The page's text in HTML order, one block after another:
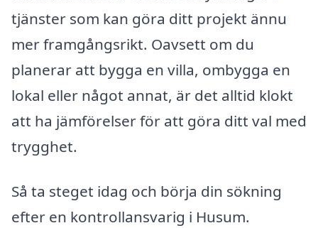
tjänster som kan göra ditt projekt ännu
mer framgångsrikt. Oavsett om du
planerar att bygga en villa, ombygga en
lokal eller något annat, är det alltid klokt
att ha jämförelser för att göra ditt val med
trygghet.
Så ta steget idag och börja din sökning
efter en kontrollansvarig i Husum.